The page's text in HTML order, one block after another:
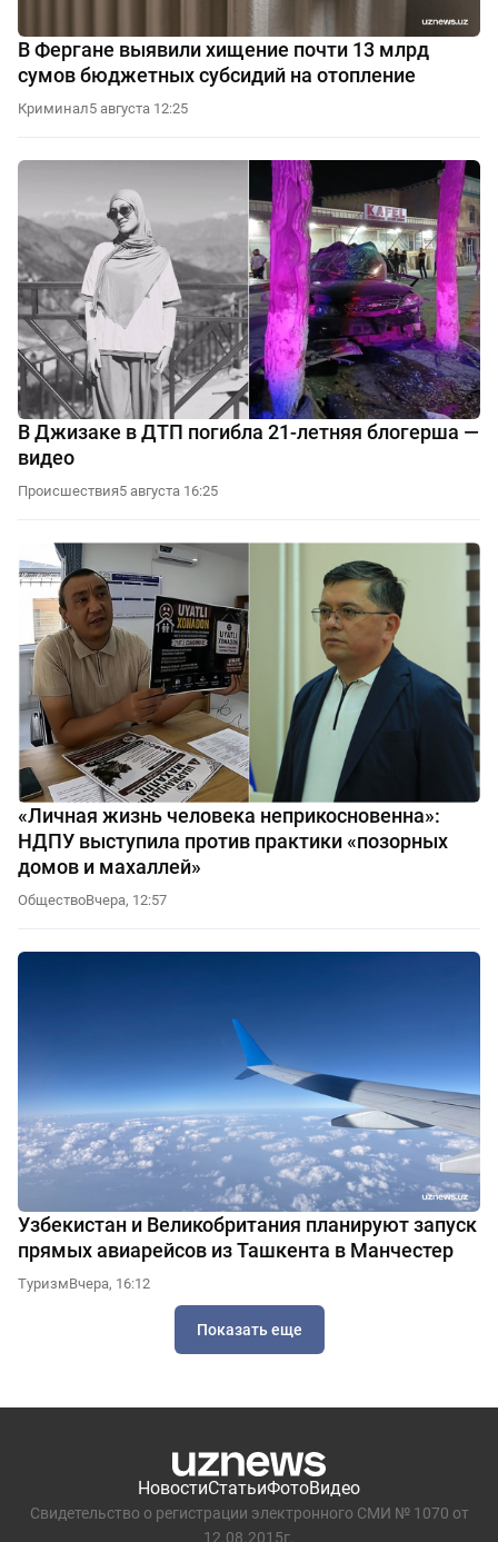
В Фергане выявили хищение почти 13 млрд
сумов бюджетных субсидий на отопление
Криминал5 августа 12:25
В Джизаке в ДТП погибла 21-летняя блогерша —
видео
Происшествия5 августа 16:25
«Личная жизнь человека неприкосновенна»:
НДПУ выступила против практики «позорных
домов и махаллей»
ОбществоВчера, 12:57
Узбекистан и Великобритания планируют запуск
прямых авиарейсов из Ташкента в Манчестер
ТуризмВчера, 16:12
Показать еще
НовостиСтатьиФотоВидео
Свидетельство о регистрации электронного СМИ № 1070 от
12.08.2015г.